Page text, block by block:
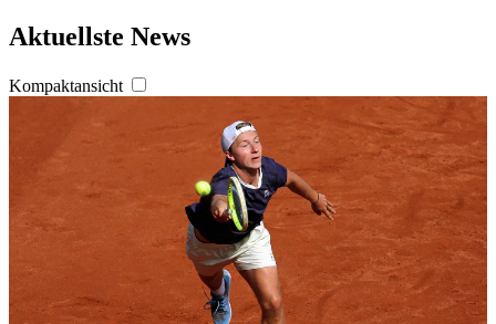
Aktuellste News
Kompaktansicht